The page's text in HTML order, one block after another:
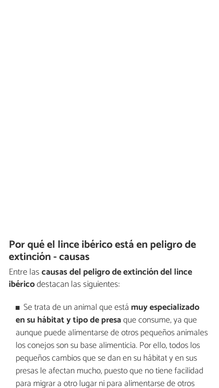
Por qué el lince ibérico está en peligro de
extinción - causas
Entre lascausas del peligro de extinción del lince
ibéricodestacan las siguientes:
Se trata de un animal que está muy especializado
en su hábitat y tipo de presaque consume, ya que
aunque puede alimentarse de otros pequeños animales
los conejos son su base alimenticia. Por ello, todos los
pequeños cambios que se dan en su hábitat y en sus
presas le afectan mucho, puesto que no tiene facilidad
para migrar a otro lugar ni para alimentarse de otros